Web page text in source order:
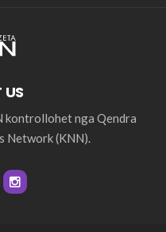
US
kontrollohet nga Qendra
Network (KNN).